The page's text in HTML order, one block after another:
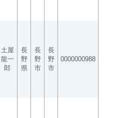
土屋
龍一
郎
長
野
県
長
野
市
長
野
市
0000000988